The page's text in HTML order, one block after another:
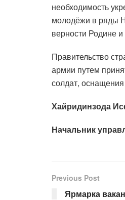
необходимость
молодёжи в ряды
верности Родине
Правительство
армии путем
солдат,
Хайридинзода
Начальник
Previous Post
Ярмарка